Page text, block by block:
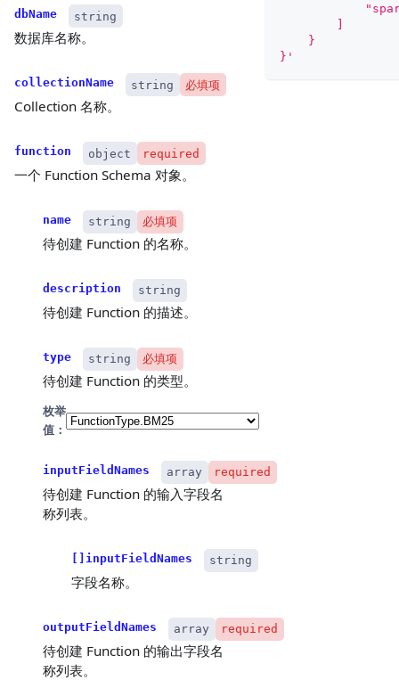
dbName string
数据库名称。
collectionName string 必填项
Collection 名称。
function object required
一个 Function Schema 对象。
name string 必填项
待创建 Function 的名称。
description string
待创建 Function 的描述。
type string 必填项
待创建 Function 的类型。
枚举
值：
inputFieldNames array required
待创建 Function 的输入字段名
称列表。
[]inputFieldNames string
字段名称。
outputFieldNames array required
待创建 Function 的输出字段名
称列表。
        ]
    }
}'